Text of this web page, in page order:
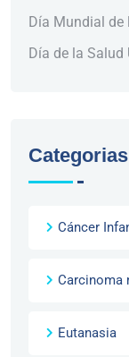
Día Mundial de
Día de la Salud
Categorias
Cáncer
Carcinoma
Eutanasia